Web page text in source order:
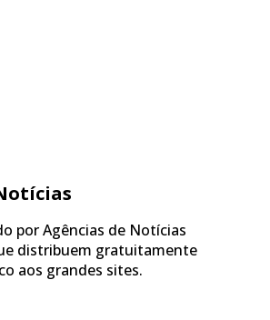
por Agências de Notícias
distribuem gratuitamente
aos grandes sites.